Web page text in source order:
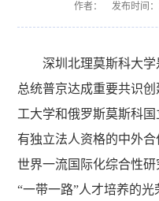
作者： 发布时间：
深圳北理莫斯科大
总统普京达成重要共识
工大学和俄罗斯莫斯科
有独立法人资格的中外
世界一流国际化综合性
“一带一路”人才培养的